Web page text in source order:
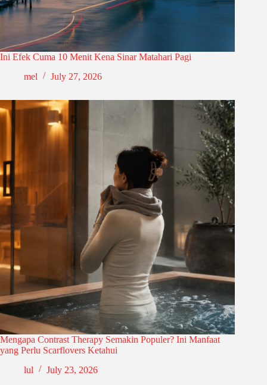
Ini Efek Cuma 10 Menit Kena Sinar Matahari Pagi
mel
July 27, 2026
Mengapa Contrast Therapy Semakin Populer? Ini Manfaat
yang Perlu Scarflovers Ketahui
lul
July 23, 2026